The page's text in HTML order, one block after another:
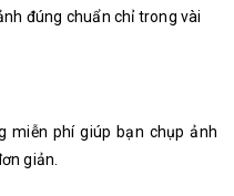
đúng chuẩn chỉ trong vài
miễn phí giúp bạn chụp ảnh
giản.